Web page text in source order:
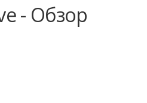
- Обзор